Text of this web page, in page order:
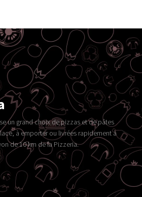
un grand choix de pizzas et de pâtes
à emporter ou livrées rapidement à
de 10 km de la Pizzeria.